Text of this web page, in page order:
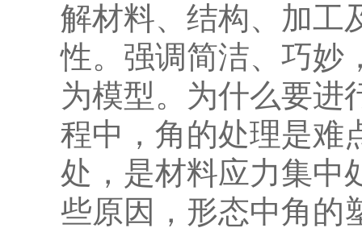
解材料、结构、加工
性。强调简洁、巧妙
为模型。为什么要进
程中，角的处理是难
处，是材料应力集中
些原因，形态中角的